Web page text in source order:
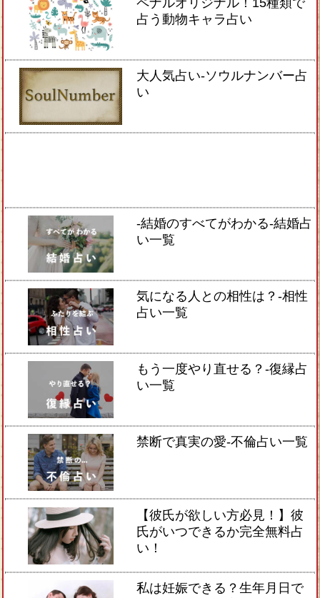
ペナルオリジナル！15種類で
占う動物キャラ占い
大人気占い-ソウルナンバー占
い
-結婚のすべてがわかる-結婚占
い一覧
気になる人との相性は？-相性
占い一覧
もう一度やり直せる？-復縁占
い一覧
禁断で真実の愛-不倫占い一覧
【彼氏が欲しい方必見！】彼
氏がいつできるか完全無料占
い！
私は妊娠できる？生年月日で